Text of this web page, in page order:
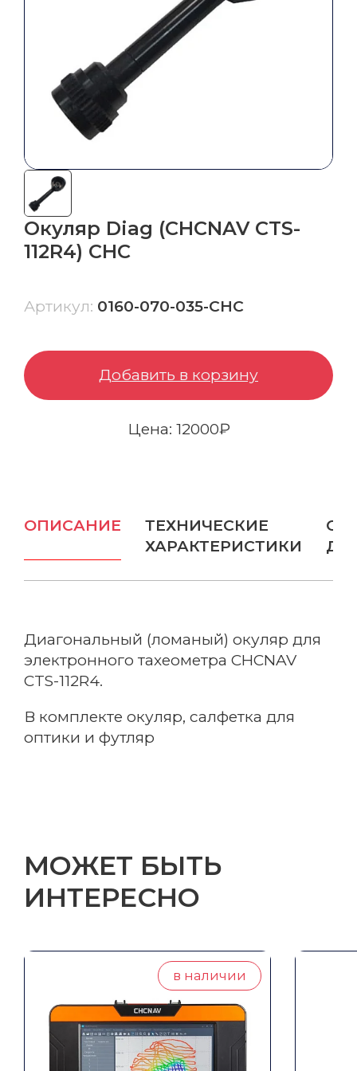
Система автоматического управления
бульдозером
СКАНИРОВАНИЕ,
ГИДРОГРАФИЯ, БПЛА
Сканеры
БПЛА
Эхолоты
Ещё
Бампер защитный
Отражатели и цели
Ещё
ОПТИЧЕСКИЕ РЕШЕНИЯ
Аэрофотокамеры
Тахеометры
Окуляр Diag (CHCNAV CTS-
112R4) CHC
Артикул: 0160-070-035-CHC
Добавить в корзину
Цена: 12000₽
ОПИСАНИЕ
ТЕХНИЧЕСКИЕ
ХАРАКТЕРИСТИКИ
Диагональный (ломаный) окуляр для
электронного тахеометра CHCNAV
CTS-112R4.
В комплекте окуляр, салфетка для
оптики и футляр
МОЖЕТ БЫТЬ
ИНТЕРЕСНО
в наличии
Название компании
Регион